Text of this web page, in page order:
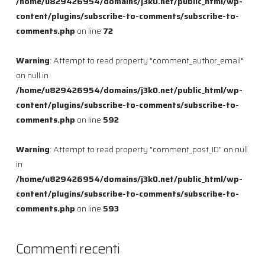
content/plugins/subscribe-to-comments/subscribe-to-
comments.php on line 72
Warning: Attempt to read property "comment_author_email"
on null in
/home/u829426954/domains/j3k0.net/public_html/wp-
content/plugins/subscribe-to-comments/subscribe-to-
comments.php on line 592
Warning: Attempt to read property "comment_post_ID" on null
in
/home/u829426954/domains/j3k0.net/public_html/wp-
content/plugins/subscribe-to-comments/subscribe-to-
comments.php on line 593
Commenti recenti